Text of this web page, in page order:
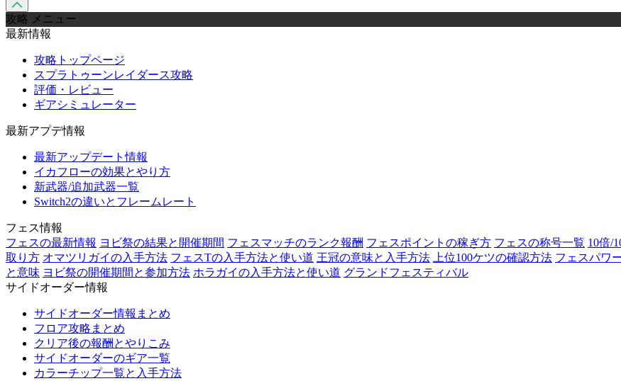
攻略 メニュー
最新情報
攻略トップページ
スプラトゥーンレイダース攻略
評価・レビュー
ギアシミュレーター
最新アプデ情報
最新アップデート情報
イカフローの効果とやり方
新武器/追加武器一覧
Switch2の違いとフレームレート
フェス情報
フェスの最新情報 ヨビ祭の結果と開催期間 フェスマッチのランク報酬 フェスポイントの稼ぎ方 フェスの称号一覧 10倍/
取り方 オマツリガイの入手方法 フェスTの入手方法と使い道 王冠の意味と入手方法 上位100ケツの確認方法 フェスパワ
と意味 ヨビ祭の開催期間と参加方法 ホラガイの入手方法と使い道 グランドフェスティバル
サイドオーダー情報
サイドオーダー情報まとめ
フロア攻略まとめ
クリア後の報酬とやりこみ
サイドオーダーのギア一覧
カラーチップ一覧と入手方法